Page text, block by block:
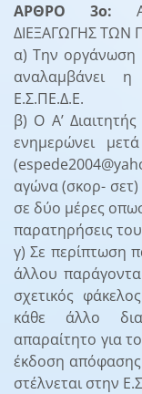
ΑΡΘΡΟ 3ο:
ΔΙΕΞΑΓΩΓΗΣ
α) Την οργάνωση
αναλαμβάνει
Ε.Σ.ΠΕ.Δ.Ε.
β) Ο Α’
ενημερώνει
αγώνα (σκορ- σετ)
σε δύο μέρες
παρατηρήσεις
γ) Σε περίπτωση
άλλου
σχετικός
κάθε άλλο
απαραίτητο για
έκδοση
στέλνεται στην